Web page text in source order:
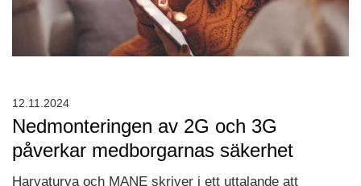
Nedmonteringen av 2G och 3G
påverkar medborgarnas säkerhet
Harvaturva och MANE skriver i ett uttalande att
12.11.2024